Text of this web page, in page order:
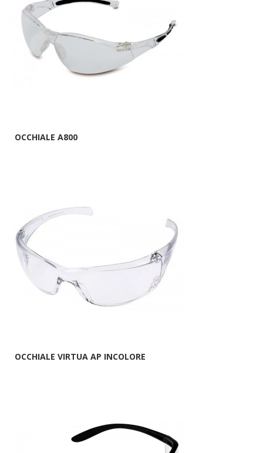
OCCHIALE A800
OCCHIALE VIRTUA AP INCOLORE